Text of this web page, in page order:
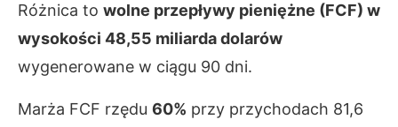
Różnica to wolne przepływy pieniężne (FCF) w
wysokości 48,55 miliarda dolarów
wygenerowane w ciągu 90 dni.
Marża FCF rzędu 60% przy przychodach 81,6